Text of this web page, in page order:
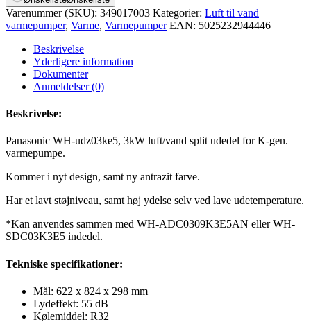
Varenummer (SKU): 349017003 Kategorier: Luft til vand
varmepumper, Varme, Varmepumper EAN: 5025232944446
Beskrivelse
Yderligere information
Dokumenter
Anmeldelser (0)
Beskrivelse:
Panasonic WH-udz03ke5, 3kW luft/vand split udedel for K-gen.
varmepumpe.
Kommer i nyt design, samt ny antrazit farve.
Har et lavt støjniveau, samt høj ydelse selv ved lave udetemperature.
*Kan anvendes sammen med WH-ADC0309K3E5AN eller WH-
SDC03K3E5 indedel.
Tekniske specifikationer:
Mål: 622 x 824 x 298 mm
Lydeffekt: 55 dB
Kølemiddel: R32